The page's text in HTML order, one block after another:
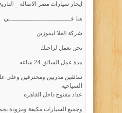
ايجار سيارات مصر الاصالة _
هنا فــــــــــــــــــــــــــــــــي
شركة العلا ليموزين
نحن نعمل لراحتك
مدة عمل السائق 24 ساعه
سائقين مدربين ومحترفين وعلى
السياحية
عداد مفتوح داخل القاهره
وجميع السيارات مكيفة ومزودة